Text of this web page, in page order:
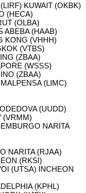
KUWAIT (OKBK)
(HECA)
(OLBA)
ABEBA (HAAB)
KONG (VHHH)
(VTBS)
(ZBAA)
(WSSS)
(ZBAA)
(LIMC)
(UUDD)
(VRMM)
NARITA
NARITA (RJAA)
(RKSI)
(UTSA) INCHEON
(KPHL)